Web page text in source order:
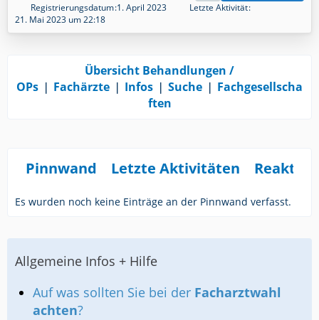
Registrierungsdatum 1. April 2023
Letzte Aktivität
21. Mai 2023 um 22:18
Übersicht Behandlungen /
OPs ❘ Fachärzte ❘ Infos ❘ Suche ❘ Fachgesellscha
ften
Pinnwand Letzte Aktivitäten
Es wurden noch keine Einträge an der Pinnwand verfasst.
Allgemeine Infos + Hilfe
Auf was sollten Sie bei der Facharztwahl
achten?